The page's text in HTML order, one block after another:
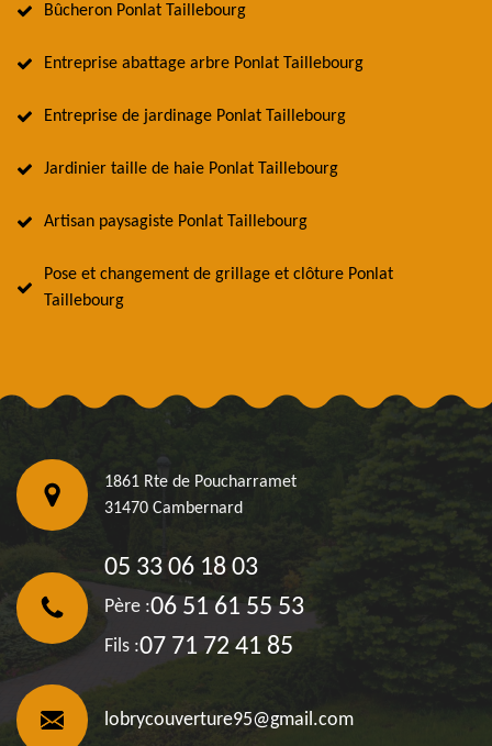
Bûcheron Ponlat Taillebourg
Entreprise abattage arbre Ponlat Taillebourg
Entreprise de jardinage Ponlat Taillebourg
Jardinier taille de haie Ponlat Taillebourg
Artisan paysagiste Ponlat Taillebourg
Pose et changement de grillage et clôture Ponlat
Taillebourg
1861 Rte de Poucharramet
31470 Cambernard
05 33 06 18 03
Père :06 51 61 55 53
Fils :07 71 72 41 85
lobrycouverture95@gmail.com